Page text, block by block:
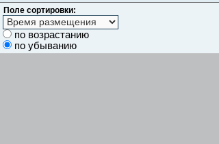
Поле сортировки:
по возрастанию
по убыванию